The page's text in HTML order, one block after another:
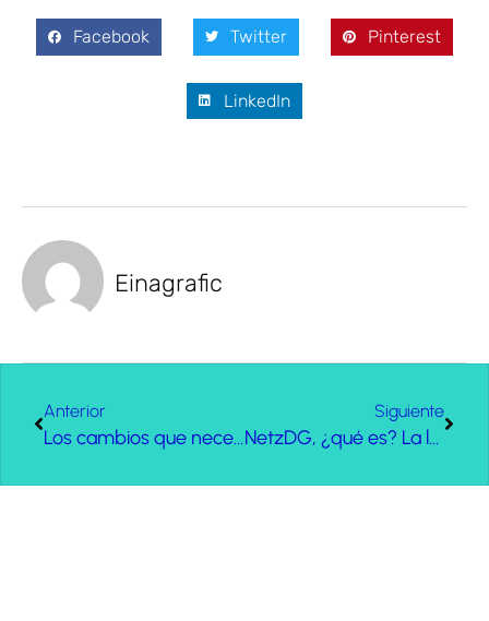
Facebook Twitter Pinterest
LinkedIn
Einagrafic
Anterior
Los cambios que necesita tu política de cookies antes del 31 de octubre
Siguiente
NetzDG, ¿qué es? La ley alemana de redes sociales